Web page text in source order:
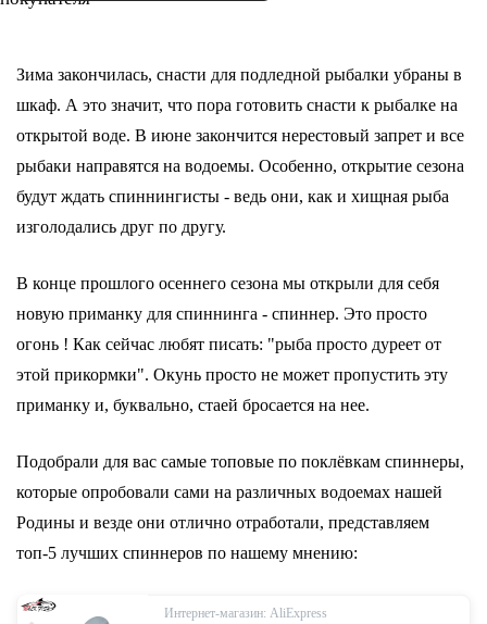
Зима закончилась, снасти для подледной рыбалки убраны в
шкаф. А это значит, что пора готовить снасти к рыбалке на
открытой воде. В июне закончится нерестовый запрет и все
рыбаки направятся на водоемы. Особенно, открытие сезона
будут ждать спиннингисты - ведь они, как и хищная рыба
изголодались друг по другу.
В конце прошлого осеннего сезона мы открыли для себя
новую приманку для спиннинга - спиннер. Это просто
огонь ! Как сейчас любят писать: "рыба просто дуреет от
этой прикормки". Окунь просто не может пропустить эту
приманку и, буквально, стаей бросается на нее.
Подобрали для вас самые топовые по поклёвкам спиннеры,
которые опробовали сами на различных водоемах нашей
Родины и везде они отлично отработали, представляем
топ-5 лучших спиннеров по нашему мнению:
Интернет-магазин: AliExpress